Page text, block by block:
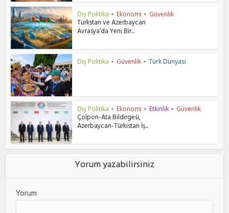
Dış Politika • Ekonomi • Güvenlik
Türkstan ve Azerbaycan
Avrasya’da Yeni Bir...
Dış Politika • Güvenlik • Türk Dünyası
Dış Politika • Ekonomi • Etkinlik • Güvenlik
Çolpon-Ata Bildirgesi,
Azerbaycan-Türkistan İş...
Yorum yazabilirsiniz
Yorum